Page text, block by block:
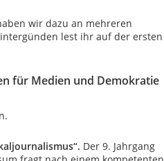
wir dazu an mehreren
lest ihr auf der ersten
für Medien und Demokratie
Der 9. Jahrgang